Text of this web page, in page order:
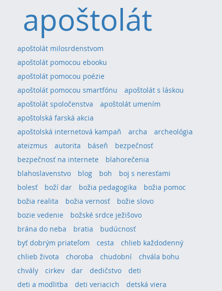
apoštolát
apoštolát milosrdenstvom
apoštolát pomocou ebooku
apoštolát pomocou poézie
apoštolát pomocou smartfónu
apoštolát s láskou
apoštolát spoločenstva
apoštolát umením
apoštolská farská akcia
apoštolská internetová kampaň
archa
archeológia
ateizmus
autorita báseň
bezpečnosť
bezpečnosť na internete
blahorečenia
blahoslavenstvo
blog boh
boj s neresťami
bolesť
boží dar božia pedagogika
božia pomoc
božia realita
božia vernosť
božie slovo
bozie vedenie
božské srdce ježišovo
brána do neba
bratia
budúcnosť
byť dobrým priateľom
cesta
chlieb každodenný
chlieb života
choroba chudobní
chvála bohu
chvály
cirkev dar dedičstvo
deti
deti a modlitba
deti veriacich
detská viera